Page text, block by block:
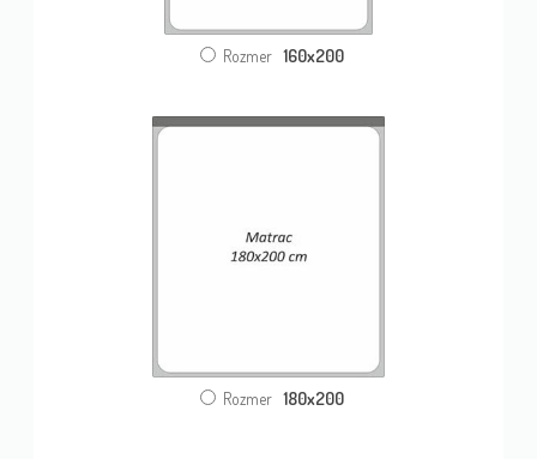
Rozmer 160x200
Rozmer 180x200